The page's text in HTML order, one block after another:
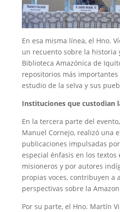
En esa misma línea, el Hno.
un recuento sobre la historia
Biblioteca Amazónica de
repositorios más
estudio de la selva y sus
Instituciones que custodian
En la tercera parte del
Manuel Cornejo, realizó una
publicaciones impulsadas
especial énfasis en los textos
misioneros y por autores
propias voces, contribuyen a
perspectivas sobre la
Por su parte, el Hno. Martín